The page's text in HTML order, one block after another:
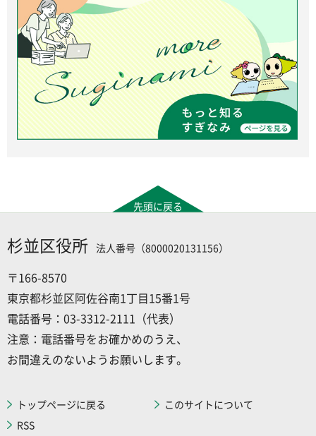
先頭に戻る
杉並区役所 法人番号（8000020131156）
〒166-8570
東京都杉並区阿佐谷南1丁目15番1号
電話番号：03-3312-2111（代表）
注意：電話番号をお確かめのうえ、
お間違えのないようお願いします。
トップページに戻る
このサイトについて
RSS